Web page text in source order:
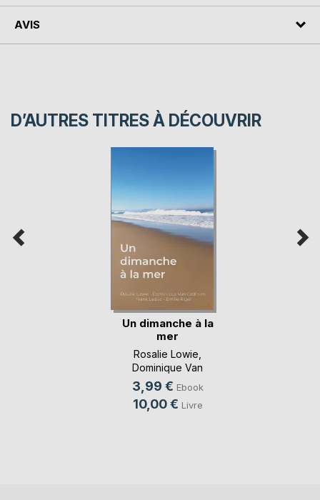
AVIS
D’AUTRES TITRES À DÉCOUVRIR
Un dimanche à la
mer
Rosalie Lowie
Dominique Van
Cotthem
3,99 € Ebook
10,00 € Livre